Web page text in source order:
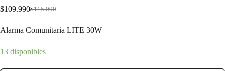
$115.000
$109.990
Alarma Comunitaria LITE 30W
13 disponibles